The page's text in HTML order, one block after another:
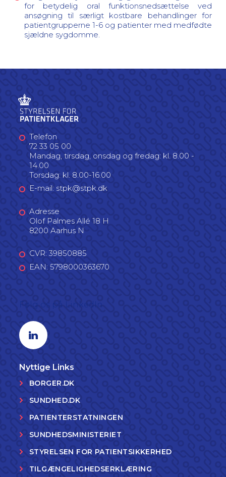
for betydelig oral funktionsnedsættelse ved
ansøgning til særligt kostbare behandlinger for
patientgrupperne 1-6 og patienter med medfødte
sjældne sygdomme.
Telefon
72 33 05 00
Mandag, tirsdag, onsdag og fredag: kl. 8.00 -
14.00
Torsdag: kl. 8.00-16.00
E-mail: stpk@stpk.dk
Adresse
Olof Palmes Allé 18 H
8200 Aarhus N
CVR: 39850885
EAN: 5798000363670
Linkedin profil
Nyttige Links
BORGER.DK
SUNDHED.DK
PATIENTERSTATNINGEN
SUNDHEDSMINISTERIET
STYRELSEN FOR PATIENTSIKKERHED
TILGÆNGELIGHEDSERKLÆRING